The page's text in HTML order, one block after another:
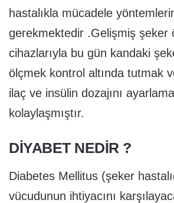
hastalıkla mücadele
gerekmektedir .Gelişmiş şeker
cihazlarıyla bu gün kandaki
ölçmek kontrol altında tutmak
ilaç ve insülin dozajını
kolaylaşmıştır.
DİYABET NEDİR ?
Diabetes Mellitus (şeker
vücudunun ihtiyacını